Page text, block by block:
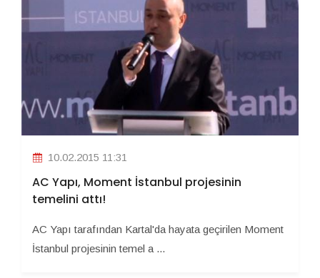
10.02.2015 11:31
AC Yapı, Moment İstanbul projesinin
temelini attı!
AC Yapı tarafından Kartal'da hayata geçirilen Moment
İstanbul projesinin temel a ...